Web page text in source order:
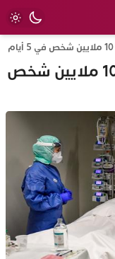
الصين : فحوصات “كورونا” لـ 10 ملايين شخص